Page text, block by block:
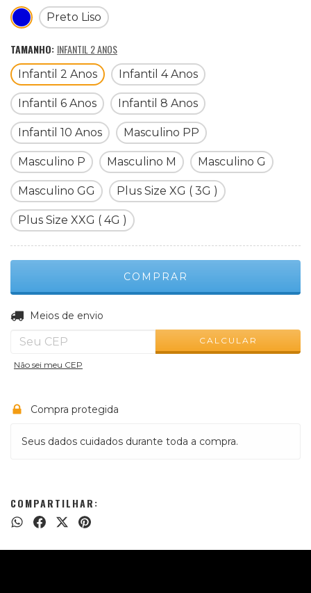
Preto Liso
TAMANHO: INFANTIL 2 ANOS
Infantil 2 Anos Infantil 4 Anos
Infantil 6 Anos Infantil 8 Anos
Infantil 10 Anos Masculino PP
Masculino P Masculino M Masculino G
Masculino GG Plus Size XG ( 3G )
Plus Size XXG ( 4G )
Entregas para o CEP:
Meios de envio
CALCULAR
Não sei meu CEP
Compra protegida
Seus dados cuidados durante toda a compra.
COMPARTILHAR: